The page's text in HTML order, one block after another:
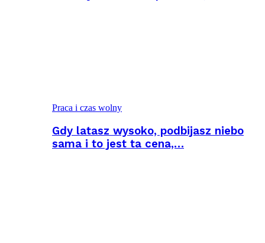
Praca i czas wolny
Gdy latasz wysoko, podbijasz niebo
sama i to jest ta cena,…